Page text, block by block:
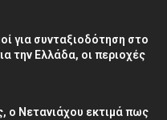
για συνταξιοδότηση στο
την Ελλάδα, οι περιοχές
ο Νετανιάχου εκτιμά πως